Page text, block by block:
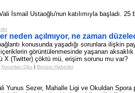
İsmail Ustaoğlu'nun katılımıyla başladı.
neden açılmıyor, ne zaman
konusunda yaşadığı sorunlara
görüntülenmesinde yaşanan
X (Twitter) çöktü mü, erişim sorunu mu var?
Yorumları Oku | Benzer Haberler
Yunus Sezer, Mahalle Ligi ve Okuldan